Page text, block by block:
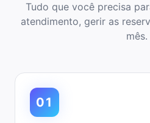
Tudo que você precisa
atendimento, gerir as
mês.
01